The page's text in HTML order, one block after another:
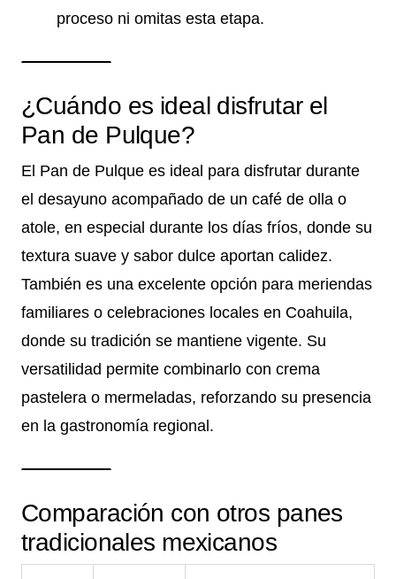
proceso ni omitas esta etapa.
¿Cuándo es ideal disfrutar el
Pan de Pulque?
El Pan de Pulque es ideal para disfrutar durante
el desayuno acompañado de un café de olla o
atole, en especial durante los días fríos, donde su
textura suave y sabor dulce aportan calidez.
También es una excelente opción para meriendas
familiares o celebraciones locales en Coahuila,
donde su tradición se mantiene vigente. Su
versatilidad permite combinarlo con crema
pastelera o mermeladas, reforzando su presencia
en la gastronomía regional.
Comparación con otros panes
tradicionales mexicanos